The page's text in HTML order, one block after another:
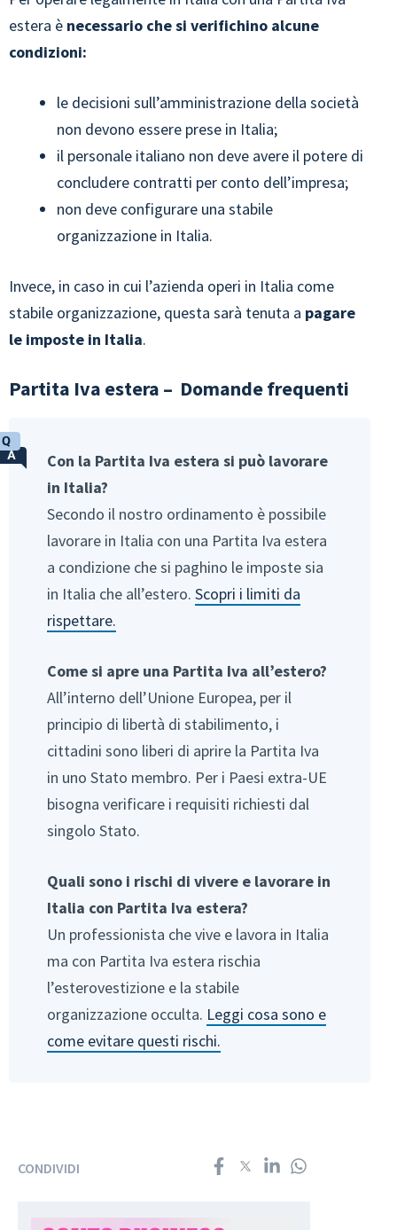
estera è necessario che si verifichino alcune
condizioni:
le decisioni sull’amministrazione della società
non devono essere prese in Italia;
il personale italiano non deve avere il potere di
concludere contratti per conto dell’impresa;
non deve configurare una stabile
organizzazione in Italia.
Invece, in caso in cui l’azienda operi in Italia come
stabile organizzazione, questa sarà tenuta a pagare
le imposte in Italia.
Partita Iva estera – Domande frequenti
Con la Partita Iva estera si può lavorare
in Italia?
Secondo il nostro ordinamento è possibile
lavorare in Italia con una Partita Iva estera
a condizione che si paghino le imposte sia
in Italia che all’estero. Scopri i limiti da
rispettare.
Come si apre una Partita Iva all’estero?
All’interno dell’Unione Europea, per il
principio di libertà di stabilimento, i
cittadini sono liberi di aprire la Partita Iva
in uno Stato membro. Per i Paesi extra-UE
bisogna verificare i requisiti richiesti dal
singolo Stato.
Quali sono i rischi di vivere e lavorare in
Italia con Partita Iva estera?
Un professionista che vive e lavora in Italia
ma con Partita Iva estera rischia
l’esterovestizione e la stabile
organizzazione occulta. Leggi cosa sono e
come evitare questi rischi.
CONDIVIDI